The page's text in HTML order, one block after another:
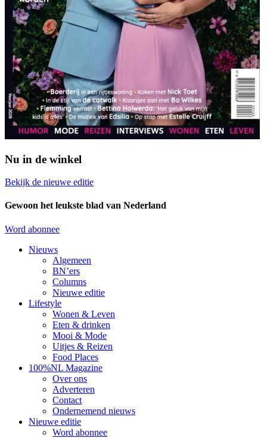
Nu in de winkel
Bekijk de nieuwe editie
Gewoon het leukste blad van Nederland
Word abonnee
Nieuws
Algemeen
BN’ers
Columns
Nieuwe editie
Lifestyle
Wonen & Leven
Eten & drinken
Mooi & Mode
Uitjes & Reizen
Food Places
100%NL Magazine
Over ons
Adverteren
Contact
Ondernemend nieuws
Nieuwe editie
Word abonnee